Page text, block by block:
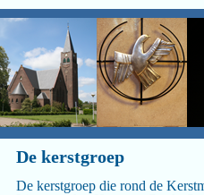
De kerstgroep
De kerstgroep die rond de